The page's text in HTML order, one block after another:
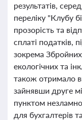
результатів,
переліку "Клубу
прозорість та
сплаті податків,
зокрема
екологічних та
також отримало
зайнявши друге
пунктом
для бухгалтерів